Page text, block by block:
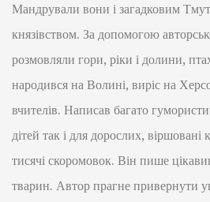
Мандрували вони і загадковим
князівством. За допомогою
розмовляли гори, ріки і долини,
народився на Волині, виріс на
вчителів. Написав багато
дітей так і для дорослих, віршовані
тисячі скоромовок. Він пише
тварин. Автор прагне привернути